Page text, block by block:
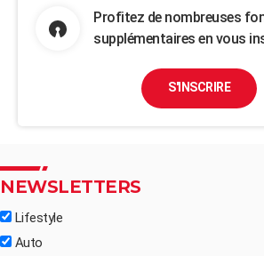
Profitez de nombreuses
supplémentaires en vous
S'INSCRIRE
NEWSLETTERS
Lifestyle
Auto